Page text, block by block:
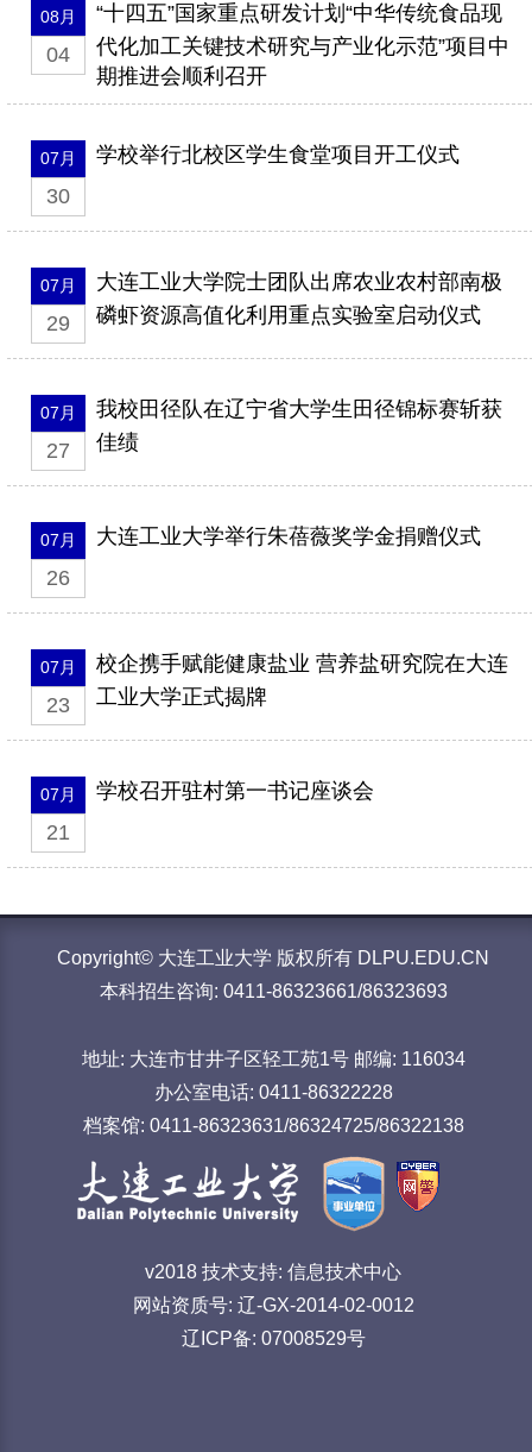
08月
04
“十四五”国家重点研发计划“中华传统食品现
代化加工关键技术研究与产业化示范”项目中
期推进会顺利召开
07月
30
学校举行北校区学生食堂项目开工仪式
07月
29
大连工业大学院士团队出席农业农村部南极
磷虾资源高值化利用重点实验室启动仪式
07月
27
我校田径队在辽宁省大学生田径锦标赛斩获
佳绩
07月
26
大连工业大学举行朱蓓薇奖学金捐赠仪式
07月
23
校企携手赋能健康盐业 营养盐研究院在大连
工业大学正式揭牌
07月
21
学校召开驻村第一书记座谈会
Copyright© 大连工业大学 版权所有 DLPU.EDU.CN
本科招生咨询: 0411-86323661/86323693
地址: 大连市甘井子区轻工苑1号 邮编: 116034
办公室电话: 0411-86322228
档案馆: 0411-86323631/86324725/86322138
v2018 技术支持: 信息技术中心
网站资质号: 辽-GX-2014-02-0012
辽ICP备: 07008529号